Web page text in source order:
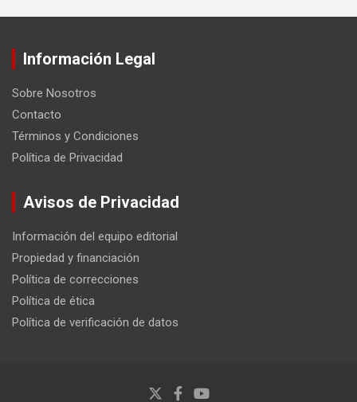
Información Legal
Sobre Nosotros
Contacto
Términos y Condiciones
Política de Privacidad
Avisos de Privacidad
Información del equipo editorial
Propiedad y financiación
Política de correcciones
Política de ética
Política de verificación de datos